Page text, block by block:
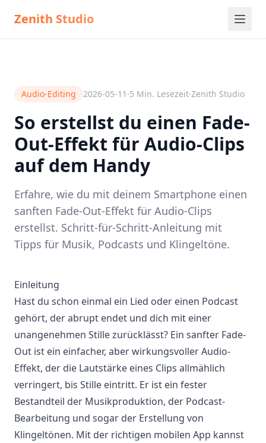
Zenith Studio
Audio-Editing 2026-05-11 ·5 Min. Lesezeit·Zenith Studio
So erstellst du einen Fade-
Out-Effekt für Audio-Clips
auf dem Handy
Erfahre, wie du mit deinem Smartphone einen
sanften Fade-Out-Effekt für Audio-Clips
erstellst. Schritt-für-Schritt-Anleitung mit
Tipps für Musik, Podcasts und Klingeltöne.
Einleitung
Hast du schon einmal ein Lied oder einen Podcast
gehört, der abrupt endet und dich mit einer
unangenehmen Stille zurücklässt? Ein sanfter Fade-
Out ist ein einfacher, aber wirkungsvoller Audio-
Effekt, der die Lautstärke eines Clips allmählich
verringert, bis Stille eintritt. Er ist ein fester
Bestandteil der Musikproduktion, der Podcast-
Bearbeitung und sogar der Erstellung von
Klingeltönen. Mit der richtigen mobilen App kannst